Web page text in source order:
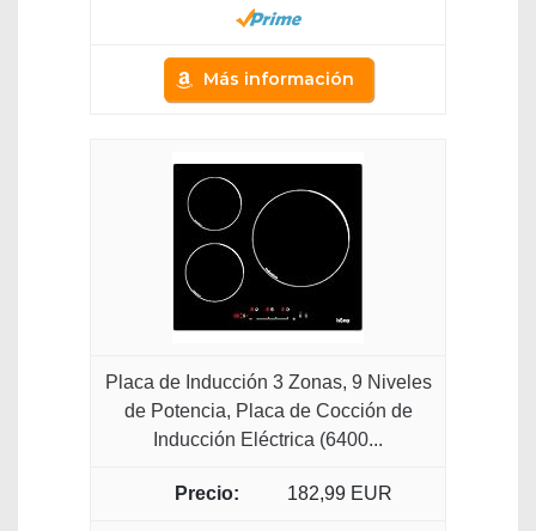
Más información
Placa de Inducción 3 Zonas, 9 Niveles
de Potencia, Placa de Cocción de
Inducción Eléctrica (6400...
182,99 EUR